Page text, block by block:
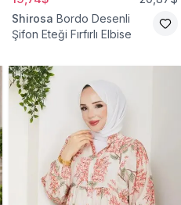
Shirosa Bordo Desenli
Şifon Eteği Fırfırlı Elbise